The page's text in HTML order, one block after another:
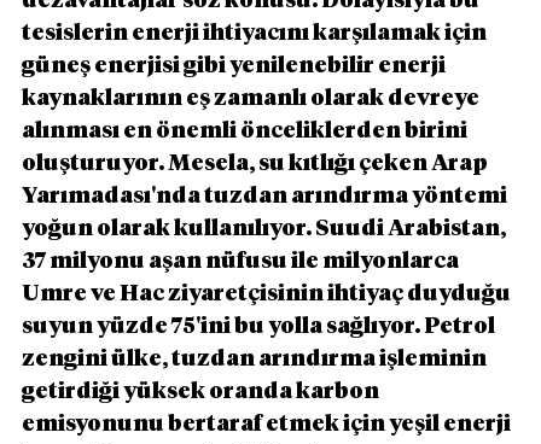
tesislerin enerji ihtiyacını karşılamak için
güneş enerjisi gibi yenilenebilir enerji
kaynaklarının eş zamanlı olarak devreye
alınması en önemli önceliklerden birini
oluşturuyor. Mesela, su kıtlığı çeken Arap
Yarımadası'nda tuzdan arındırma yöntemi
yoğun olarak kullanılıyor. Suudi Arabistan,
37 milyonu aşan nüfusu ile milyonlarca
Umre ve Hac ziyaretçisinin ihtiyaç duyduğu
suyun yüzde 75'ini bu yolla sağlıyor. Petrol
zengini ülke, tuzdan arındırma işleminin
getirdiği yüksek oranda karbon
emisyonunu bertaraf etmek için yeşil enerji